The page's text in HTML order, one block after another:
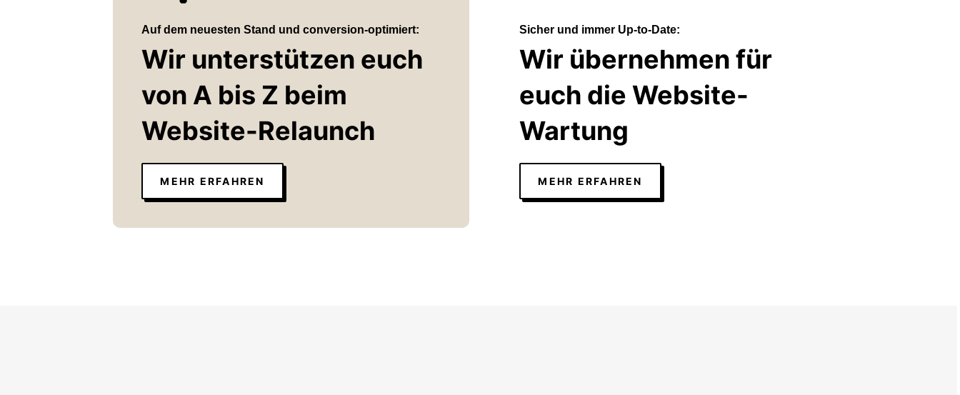
Auf dem neuesten Stand und conversion-optimiert:
Wir unterstützen euch
von A bis Z beim
Website-Relaunch
MEHR ERFAHREN
Sicher und immer Up-to-Date:
Wir übernehmen für
euch die Website-
Wartung
MEHR ERFAHREN